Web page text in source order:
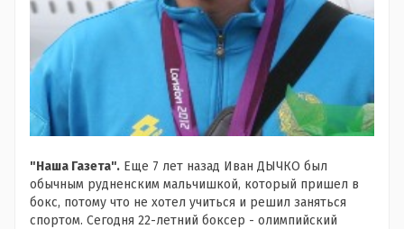
"Наша Газета". Еще 7 лет назад Иван ДЫЧКО был
обычным рудненским мальчишкой, который пришел в
бокс, потому что не хотел учиться и решил заняться
спортом. Сегодня 22-летний боксер - олимпийский